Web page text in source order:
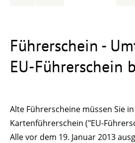
Führerschein -
EU-Führerschein
Alte Führerscheine müssen Sie
Kartenführerschein ("EU-
Alle vor dem 19. Januar 2013